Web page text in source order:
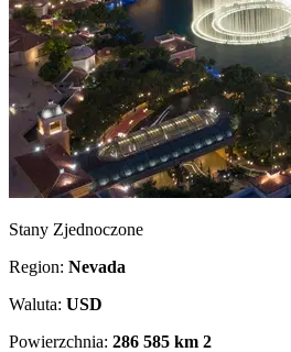
Stany Zjednoczone
Region: Nevada
Waluta: USD
Powierzchnia: 286 585 km 2